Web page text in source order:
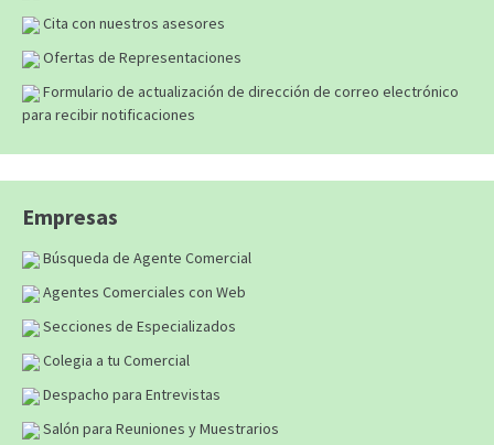
Cita con nuestros asesores
Ofertas de Representaciones
Formulario de actualización de dirección de correo electrónico
para recibir notificaciones
Empresas
Búsqueda de Agente Comercial
Agentes Comerciales con Web
Secciones de Especializados
Colegia a tu Comercial
Despacho para Entrevistas
Salón para Reuniones y Muestrarios